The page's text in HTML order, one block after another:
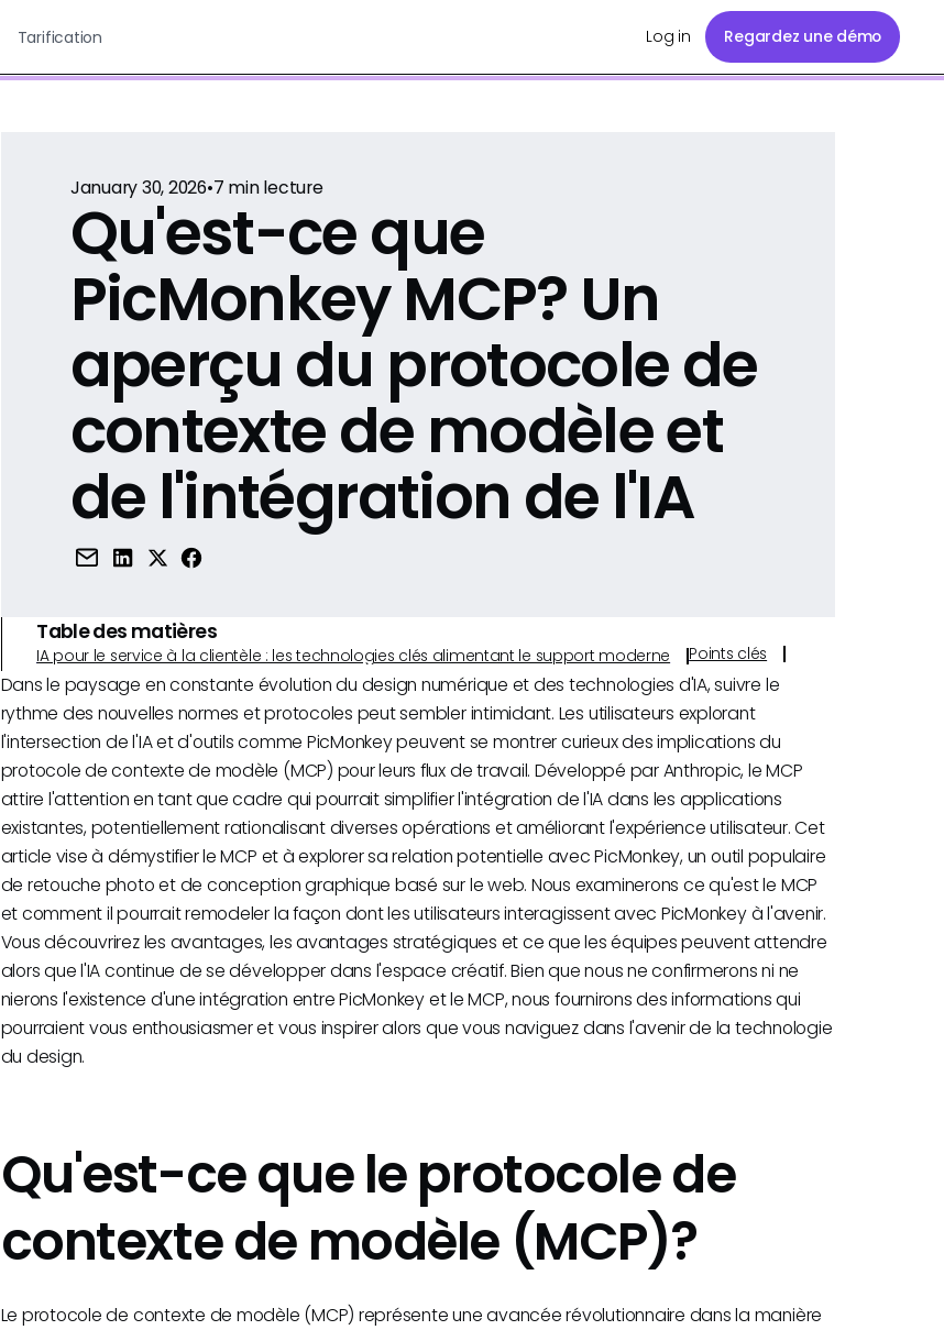
Tarification Log in Regardez une démo
January 30, 2026•7 min lecture
Qu'est-ce que
PicMonkey MCP? Un
aperçu du protocole de
contexte de modèle et
de l'intégration de l'IA
Table des matières
IA pour le service à la clientèle : les technologies clés alimentant le support moderne Points clés
Dans le paysage en constante évolution du design numérique et des technologies d'IA, suivre le
rythme des nouvelles normes et protocoles peut sembler intimidant. Les utilisateurs explorant
l'intersection de l'IA et d'outils comme PicMonkey peuvent se montrer curieux des implications du
protocole de contexte de modèle (MCP) pour leurs flux de travail. Développé par Anthropic, le MCP
attire l'attention en tant que cadre qui pourrait simplifier l'intégration de l'IA dans les applications
existantes, potentiellement rationalisant diverses opérations et améliorant l'expérience utilisateur. Cet
article vise à démystifier le MCP et à explorer sa relation potentielle avec PicMonkey, un outil populaire
de retouche photo et de conception graphique basé sur le web. Nous examinerons ce qu'est le MCP
et comment il pourrait remodeler la façon dont les utilisateurs interagissent avec PicMonkey à l'avenir.
Vous découvrirez les avantages, les avantages stratégiques et ce que les équipes peuvent attendre
alors que l'IA continue de se développer dans l'espace créatif. Bien que nous ne confirmerons ni ne
nierons l'existence d'une intégration entre PicMonkey et le MCP, nous fournirons des informations qui
pourraient vous enthousiasmer et vous inspirer alors que vous naviguez dans l'avenir de la technologie
du design.
Qu'est-ce que le protocole de
contexte de modèle (MCP)?
Le protocole de contexte de modèle (MCP) représente une avancée révolutionnaire dans la manière